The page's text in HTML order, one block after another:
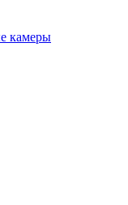
камеры